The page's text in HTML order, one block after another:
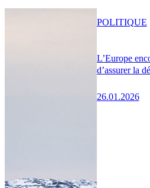
L’Europe
d’assurer la
26.01.2026
POLITIQUE